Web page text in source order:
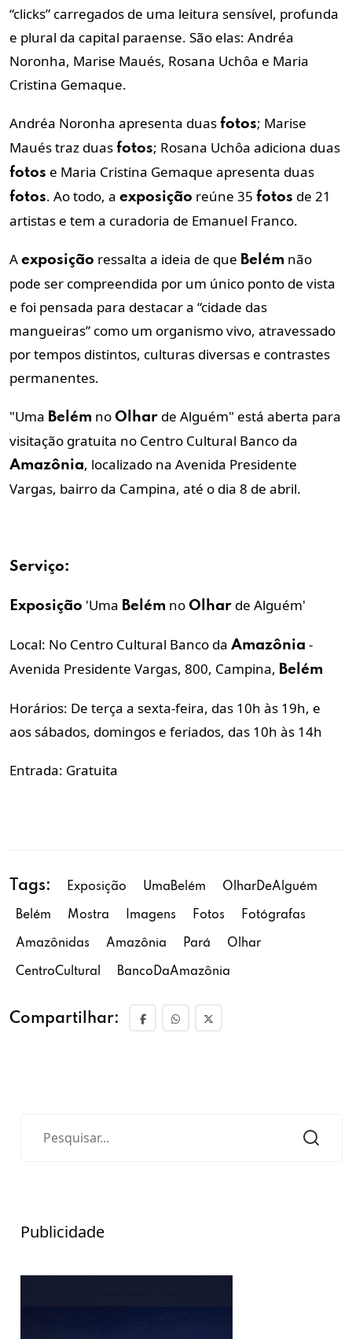
“clicks” carregados de uma leitura sensível, profunda
e plural da capital paraense. São elas: Andréa
Noronha, Marise Maués, Rosana Uchôa e Maria
Cristina Gemaque.
Andréa Noronha apresenta duas fotos; Marise
Maués traz duas fotos; Rosana Uchôa adiciona duas
fotos e Maria Cristina Gemaque apresenta duas
fotos. Ao todo, a exposição reúne 35 fotos de 21
artistas e tem a curadoria de Emanuel Franco.
A exposição ressalta a ideia de que Belém não
pode ser compreendida por um único ponto de vista
e foi pensada para destacar a “cidade das
mangueiras” como um organismo vivo, atravessado
por tempos distintos, culturas diversas e contrastes
permanentes.
"Uma Belém no Olhar de Alguém" está aberta para
visitação gratuita no Centro Cultural Banco da
Amazônia, localizado na Avenida Presidente
Vargas, bairro da Campina, até o dia 8 de abril.
Serviço:
Exposição 'Uma Belém no Olhar de Alguém'
Local: No Centro Cultural Banco da Amazônia -
Avenida Presidente Vargas, 800, Campina, Belém
Horários: De terça a sexta-feira, das 10h às 19h, e
aos sábados, domingos e feriados, das 10h às 14h
Entrada: Gratuita
Tags: Exposição UmaBelém OlharDeAlguém
Belém Mostra Imagens Fotos Fotógrafas
Amazônidas Amazônia Pará Olhar
CentroCultural BancoDaAmazônia
Compartilhar:
Publicidade